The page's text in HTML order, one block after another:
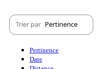
Trier par Pertinence
Pertinence
Date